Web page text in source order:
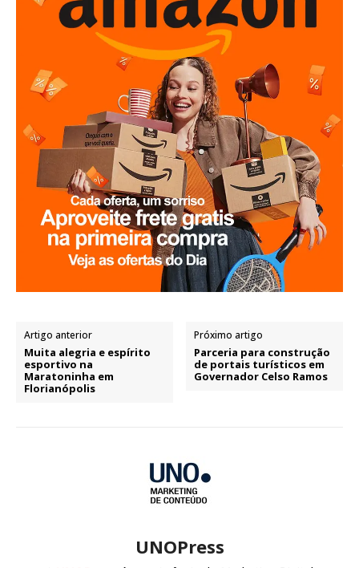
Artigo anterior
Muita alegria e espírito
esportivo na
Maratoninha em
Florianópolis
Próximo artigo
Parceria para construção
de portais turísticos em
Governador Celso Ramos
UNOPress